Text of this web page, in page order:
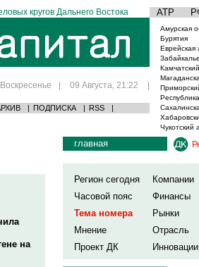
кругов Дальнего Востока АТР
Воскресенье | 09 Августа, 21:22 |
| ПОДПИСКА | RSS |
Амурская
Бурятия
Еврейская
Чукотский
на
главная
Регион сегодня
Компании
Часовой пояс
Финансы
Тема номера
Рынки
Мнение
Отрасль
Проект ДК
Инновации